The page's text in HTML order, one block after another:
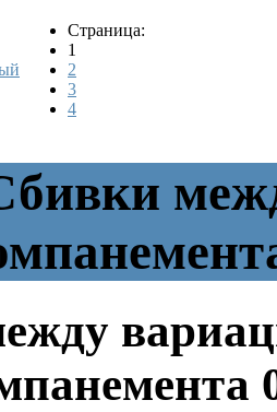
Страница:
1
2
3
4